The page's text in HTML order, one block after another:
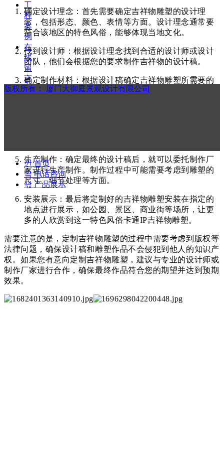
工
程
案
例
在
线
留
言
联
确定设计理念：首先需要确定吉祥物雕塑的设计理
念，包括形态、颜色、表情等方面。设计理念通常要
符合该地区的特色风俗，能够体现当地文化。
找到设计师：根据设计理念找到合适的设计师或设计
团队，他们会根据您的要求制作吉祥物的设计稿。
确定制作材料：根据设计稿确定吉祥物雕塑所需要的
制作材料，一般常用的材料包括树脂、玻璃钢、金属
生产制作：确定最终的设计稿后，就可以委托制作厂
家进行生产制作。制作过程中可能需要考虑到雕塑的
尺寸、细节处理等方面。
安装展示：最后将定制好的吉祥物雕塑安装在指定的
地点进行展示，如公园、景区、商业街等场所，让更
多的人欣赏到这一特色风俗卡通IP吉祥物雕塑。
需要注意的是，定制吉祥物雕塑的过程中需要考虑到版权等
法律问题，确保设计稿和雕塑作品不会侵犯到他人的知识产
权。如果您有意向定制吉祥物雕塑，建议与专业的设计师或
制作厂家进行合作，确保最终作品符合您的期望并达到预期
效果。
版权所有： 厦门大御庭景观设计有限公司
낀 首页
끅 电话咨询
끣 产品展示